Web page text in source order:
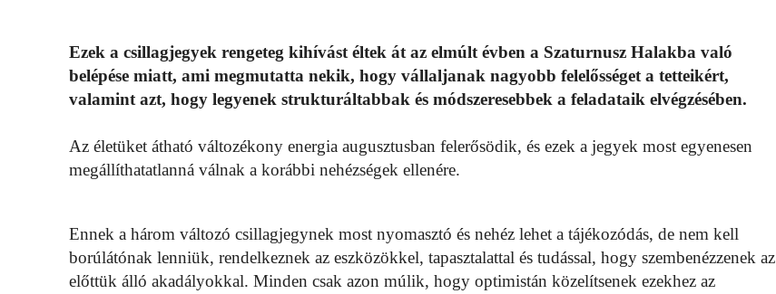
Ezek a csillagjegyek rengeteg kihívást éltek át az elmúlt évben a Szaturnusz Halakba való
belépése miatt, ami megmutatta nekik, hogy vállaljanak nagyobb felelősséget a tetteikért,
valamint azt, hogy legyenek strukturáltabbak és módszeresebbek a feladataik elvégzésében.
Az életüket átható változékony energia augusztusban felerősödik, és ezek a jegyek most egyenesen
megállíthatatlanná válnak a korábbi nehézségek ellenére.
Ennek a három változó csillagjegynek most nyomasztó és nehéz lehet a tájékozódás, de nem kell
borúlátónak lenniük, rendelkeznek az eszközökkel, tapasztalattal és tudással, hogy szembenézzenek az
előttük álló akadályokkal. Minden csak azon múlik, hogy optimistán közelítsenek ezekhez az